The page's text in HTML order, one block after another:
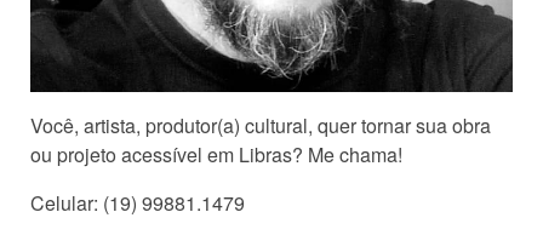
Você, artista, produtor(a) cultural, quer tornar sua obra
ou projeto acessível em Libras? Me chama!
Celular: (19) 99881.1479